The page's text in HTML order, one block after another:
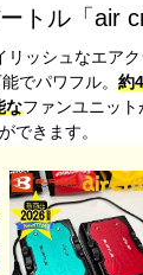
トル「air
リッシュなエア
でパワフル。 約
なファンユニット
できます。